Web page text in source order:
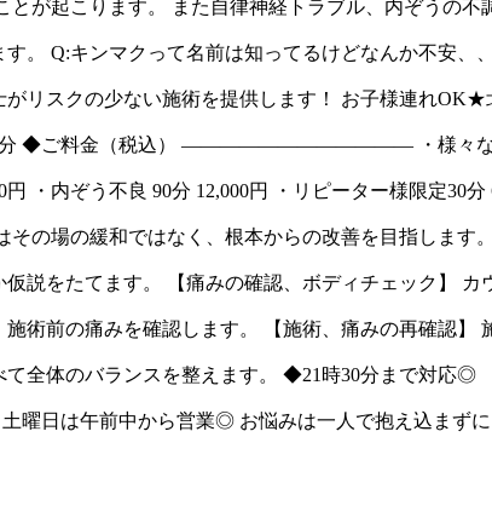
とが起こります。 また自律神経トラブル、内ぞうの不
。 Q:キンマクって名前は知ってるけどなんか不安、
がリスクの少ない施術を提供します！ お子様連れOK★
1分 ◆ご料金（税込） ———————————— ・様々な
円 ・内ぞう不良 90分 12,000円 ・リピーター様限定30
の場の緩和ではなく、根本からの改善を目指します
説をたてます。 【痛みの確認、ボディチェック】 カ
術前の痛みを確認します。 【施術、痛みの再確認】
て全体のバランスを整えます。 ◆21時30分まで対応◎
午前中から営業◎ お悩みは一人で抱え込まずに